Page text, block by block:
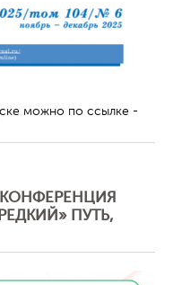
можно по ссылке -
ПУТЬ,